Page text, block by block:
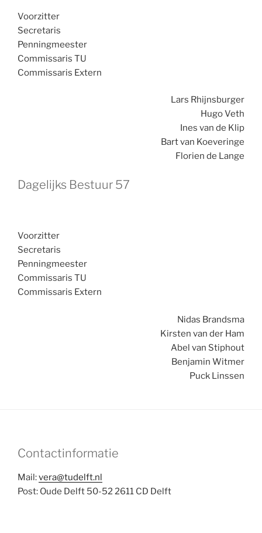
Voorzitter
Secretaris
Penningmeester
Commissaris TU
Commissaris Extern
Lars Rhijnsburger
Hugo Veth
Ines van de Klip
Bart van Koeveringe
Florien de Lange
Dagelijks Bestuur 57
Voorzitter
Secretaris
Penningmeester
Commissaris TU
Commissaris Extern
Nidas Brandsma
Kirsten van der Ham
Abel van Stiphout
Benjamin Witmer
Puck Linssen
Contactinformatie
Mail:vera@tudelft.nl
Post: Oude Delft 50-52 2611 CD Delft